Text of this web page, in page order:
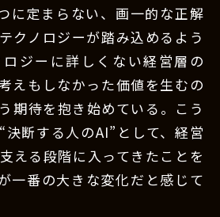
に定まらない、画一的な正解
クノロジーが踏み込めるよう
ジーに詳しくない経営層の
えもしなかった価値を生むの
期待を抱き始めている。こう
決断する人のAI”として、経営
える段階に入ってきたことを
一番の大きな変化だと感じて